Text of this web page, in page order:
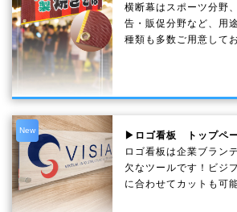
横断幕はスポーツ分野
告・販促分野など、用
種類も多数ご用意して
New
▶ロゴ看板 トップペ
ロゴ看板は企業ブラン
欠なツールです！ビジ
に合わせてカットも可